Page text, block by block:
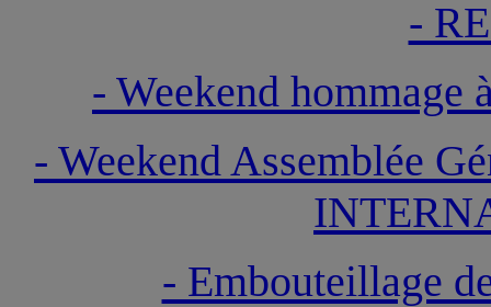
-
- Weekend
- Weekend Assemblée
- Embouteillage